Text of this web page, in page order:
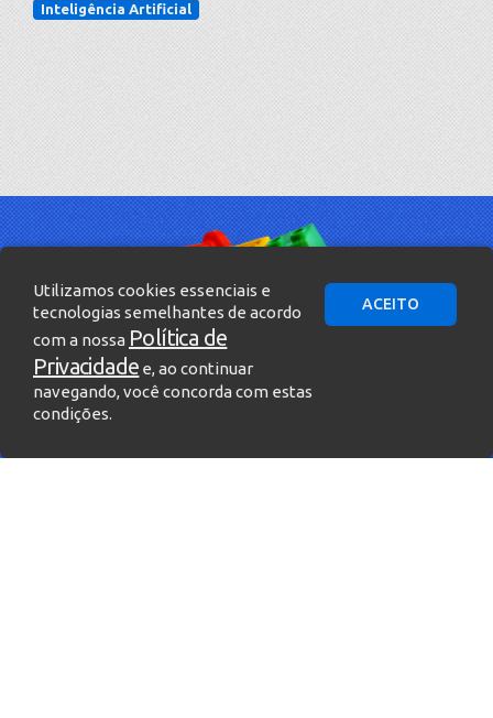
Inteligência Artificial
Utilizamos cookies essenciais e
tecnologias semelhantes de acordo
com a nossa Política de
Privacidade e, ao continuar
navegando, você concorda com estas
condições.
ACEITO